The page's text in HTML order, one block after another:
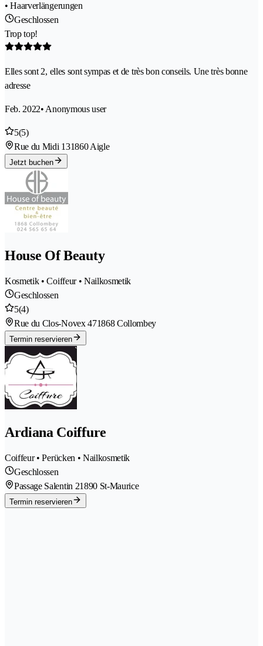
• Haarverlängerungen
Geschlossen
Trop top!
Elles sont 2, elles sont sympas et de très bon conseils. Une très bonne
adresse
Feb. 2022• Anonymous user
5(5)
Rue du Midi 131860 Aigle
Jetzt buchen
House Of Beauty
Kosmetik • Coiffeur • Nailkosmetik
Geschlossen
5(4)
Rue du Clos-Novex 471868 Collombey
Termin reservieren
Ardiana Coiffure
Coiffeur • Perücken • Nailkosmetik
Geschlossen
Passage Salentin 21890 St-Maurice
Termin reservieren